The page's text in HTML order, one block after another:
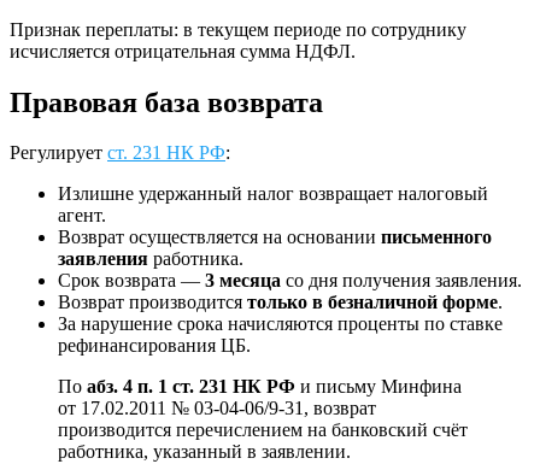
Признак переплаты: в текущем периоде по сотруднику
исчисляется отрицательная сумма НДФЛ.
Правовая база возврата
Регулирует ст. 231 НК РФ:
Излишне удержанный налог возвращает налоговый
агент.
Возврат осуществляется на основании письменного
заявления работника.
Срок возврата — 3 месяца со дня получения заявления.
Возврат производится только в безналичной форме.
За нарушение срока начисляются проценты по ставке
рефинансирования ЦБ.
По абз. 4 п. 1 ст. 231 НК РФ и письму Минфина
от 17.02.2011 № 03-04-06/9-31, возврат
производится перечислением на банковский счёт
работника, указанный в заявлении.